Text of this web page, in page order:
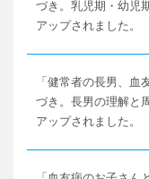
づき。乳児期・幼児
アップされました。
「健常者の長男、
づき。長男の理解と
アップされました。